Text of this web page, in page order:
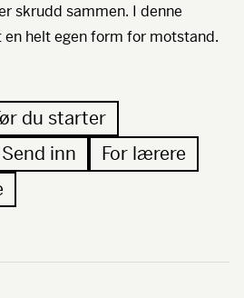
skrudd sammen. I denne
helt egen form for motstand.
du starter
Send inn
For lærere